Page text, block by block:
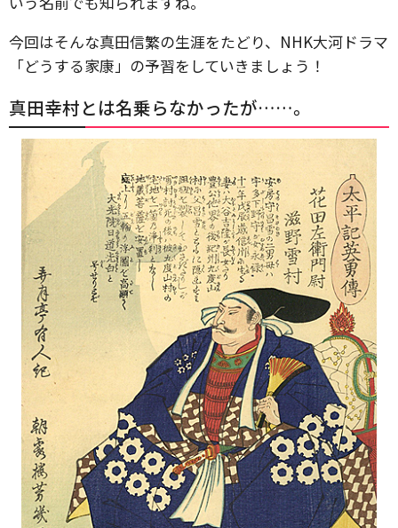
今回はそんな真田信繁の生涯をたどり、NHK大河ドラマ
「どうする家康」の予習をしていきましょう！
真田幸村とは名乗らなかったが……。